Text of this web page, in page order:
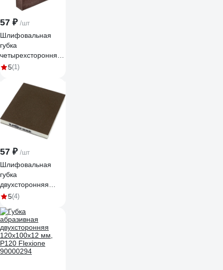
57 ₽ /шт
Шлифовальная
губка
четырехсторонняя
прямой/скос
125х89х25 мм,
Р220 TL12315
5(1)
57 ₽ /шт
Шлифовальная
губка
двухсторонняя
LIGREAT
Р150 TL12229
5(4)